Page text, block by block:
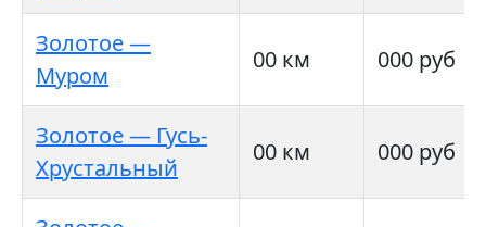
Золотое —
Муром
00 км 000 руб
Золотое — Гусь-
Хрустальный
00 км 000 руб